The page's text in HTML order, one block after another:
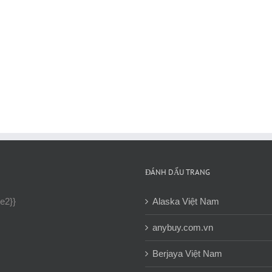
ĐÁNH DẤU TRANG
Alaska Việt Nam
anybuy.com.vn
Berjaya Việt Nam